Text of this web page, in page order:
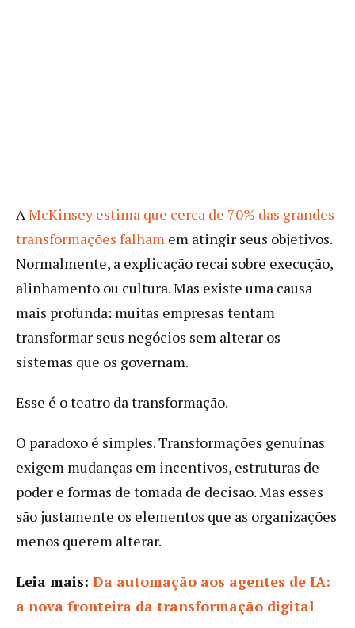
AMcKinsey estima que cerca de 70% das grandes
transformações falham em atingir seus objetivos.
Normalmente, a explicação recai sobre execução,
alinhamento ou cultura. Mas existe uma causa
mais profunda: muitas empresas tentam
transformar seus negócios sem alterar os
sistemas que os governam.
Esse é o teatro da transformação.
O paradoxo é simples. Transformações genuínas
exigem mudanças em incentivos, estruturas de
poder e formas de tomada de decisão. Mas esses
são justamente os elementos que as organizações
menos querem alterar.
Leia mais: Da automação aos agentes de IA:
a nova fronteira da transformação digital